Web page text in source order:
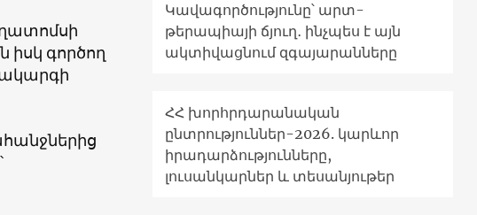
իսկ գործող
Կավագործությունը՝ արտ-
թերապիայի ճյուղ․ ինչպես է այն
ակտիվացնում զգայարանները
ՀՀ խորհրդարանական
ընտրություններ-2026. կարևոր
իրադարձությունները,
լուսանկարներ և տեսանյութեր